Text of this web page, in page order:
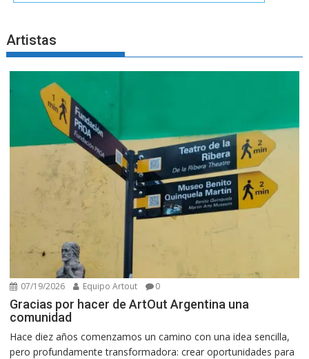
Artistas
07/19/2026 Equipo Artout 0
Gracias por hacer de ArtOut Argentina una
comunidad
Hace diez años comenzamos un camino con una idea sencilla,
pero profundamente transformadora: crear oportunidades para